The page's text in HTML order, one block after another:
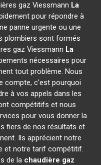
gaz Viessmann La
pour répondre à
panne urgente ou une
plombiers sont formés
gaz Viessmann La
nécessaires pour
tout problème. Nous
compte, c'est pourquoi
à vos appels dans les
compétitifs et nous
pour vous donner la
fiers de nos résultats et
Ils apprécient notre
et notre tarif compétitif.
de la chaudière gaz